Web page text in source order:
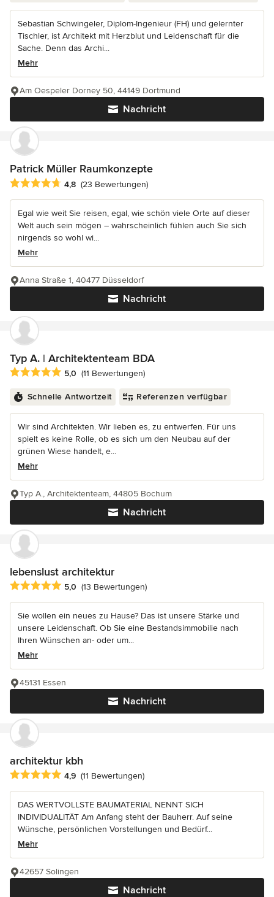
Sebastian Schwingeler, Diplom-Ingenieur (FH) und gelernter
Tischler, ist Architekt mit Herzblut und Leidenschaft für die
Sache. Denn das Archi...
Mehr
Nachricht
Am Oespeler Dorney 50, 44149 Dortmund
Patrick Müller Raumkonzepte
Durchschnittliche Bewertung: 4.8 von 5 Sternen
4,8 (23 Bewertungen)
Egal wie weit Sie reisen, egal, wie schön viele Orte auf dieser
Welt auch sein mögen – wahrscheinlich fühlen auch Sie sich
nirgends so wohl wi...
Mehr
Nachricht
Anna Straße 1, 40477 Düsseldorf
Typ A. | Architektenteam BDA
Durchschnittliche Bewertung: 5 von 5 Sternen
5,0 (11 Bewertungen)
Schnelle Antwortzeit Referenzen verfügbar
Wir sind Architekten. Wir lieben es, zu entwerfen. Für uns
spielt es keine Rolle, ob es sich um den Neubau auf der
grünen Wiese handelt, e...
Mehr
Nachricht
Typ A., Architektenteam, 44805 Bochum
lebenslust architektur
Durchschnittliche Bewertung: 5 von 5 Sternen
5,0 (13 Bewertungen)
Sie wollen ein neues zu Hause? Das ist unsere Stärke und
unsere Leidenschaft. Ob Sie eine Bestandsimmobilie nach
Ihren Wünschen an- oder um...
Mehr
Nachricht
45131 Essen
architektur kbh
Durchschnittliche Bewertung: 4.9 von 5 Sternen
4,9 (11 Bewertungen)
DAS WERTVOLLSTE BAUMATERIAL NENNT SICH
INDIVIDUALITÄT Am Anfang steht der Bauherr. Auf seine
Wünsche, persönlichen Vorstellungen und Bedürf...
Mehr
Nachricht
42657 Solingen